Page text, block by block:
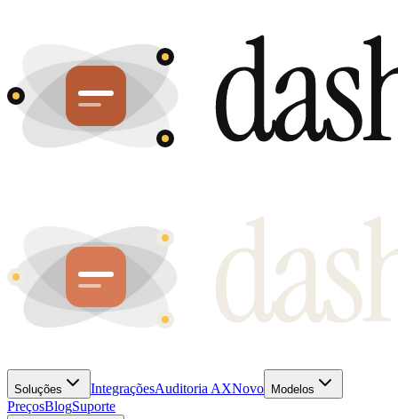
Soluções IntegraçõesAuditoria AXNovo Modelos
PreçosBlogSuporte